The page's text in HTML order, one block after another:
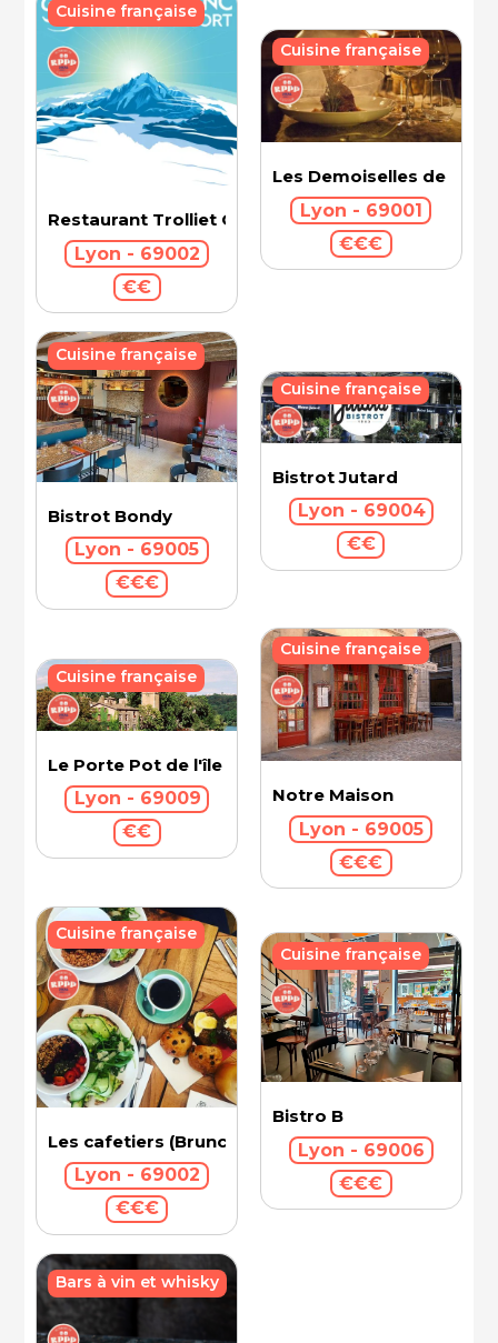
Restaurant Trolliet Grand Hotel Dieu
Lyon - 69002
€€
Cuisine française
Les Demoiselles de
Lyon - 69001
€€€
Cuisine française
Bistrot Bondy
Lyon - 69005
€€€
Cuisine française
Bistrot Jutard
Lyon - 69004
€€
Cuisine française
Le Porte Pot de l'île Barbe
Lyon - 69009
€€
Cuisine française
Notre Maison
Lyon - 69005
€€€
Cuisine française
Les cafetiers (Brunch)
Lyon - 69002
€€€
Cuisine française
Bistro B
Lyon - 69006
€€€
Cuisine française
Bars à vin et whisky